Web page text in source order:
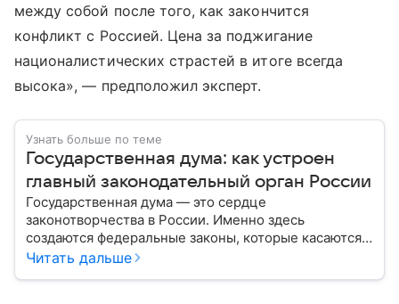
между собой после того, как закончится
конфликт с Россией. Цена за поджигание
националистических страстей в итоге всегда
высока», — предположил эксперт.
Узнать больше по теме
Государственная дума: как устроен
главный законодательный орган России
Государственная дума — это сердце
законотворчества в России. Именно здесь
создаются федеральные законы, которые касаются
жизни каждого гражданина: от образования и
Читать дальше